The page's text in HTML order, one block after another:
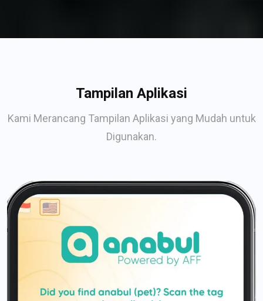
Tampilan Aplikasi
Kami Merancang Tampilan Aplikasi yang Mudah untuk
Digunakan.